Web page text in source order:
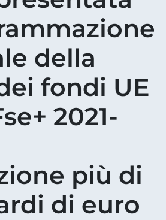
della
fondi UE
2021-
più di
di euro